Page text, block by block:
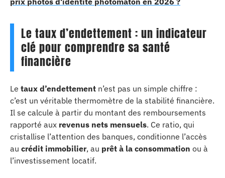
Le taux d’endettement : un indicateur
clé pour comprendre sa santé
financière
Le taux d’endettement n’est pas un simple chiffre :
c’est un véritable thermomètre de la stabilité financière.
Il se calcule à partir du montant des remboursements
rapporté aux revenus nets mensuels. Ce ratio, qui
cristallise l’attention des banques, conditionne l’accès
au crédit immobilier, au prêt à la consommation ou à
l’investissement locatif.